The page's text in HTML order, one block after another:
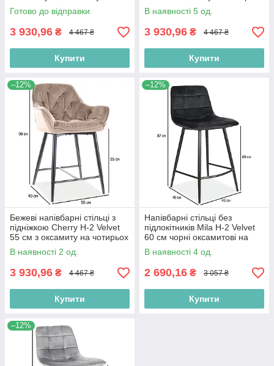
каркасі
Готово до відправки
3 930,96 ₴ 4 467 ₴
Купити
ніжках для кухні
В наявності 5 од.
3 930,96 ₴ 4 467 ₴
Купити
–12%
Бежеві напівбарні стільці з
підніжкою Cherry H-2 Velvet
55 см з оксамиту на чотирьох
ніжках для кухні
В наявності 2 од.
3 930,96 ₴ 4 467 ₴
Купити
–12%
Напівбарні стільці без
підлокітників Mila H-2 Velvet
60 см чорні оксамитові на
ніжках на кухню
В наявності 4 од.
2 690,16 ₴ 3 057 ₴
Купити
–12%